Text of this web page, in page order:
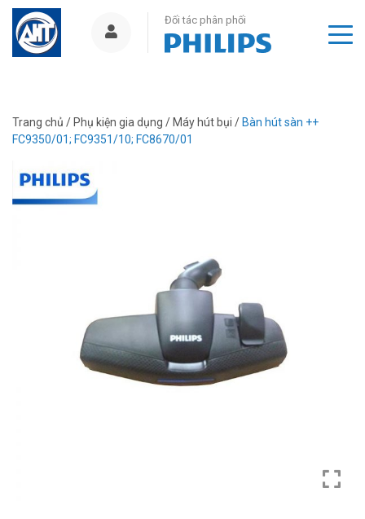
Đối tác phân phối
Trang chủ / Phụ kiện gia dụng / Máy hút bụi / Bàn hút sàn ++
FC9350/01; FC9351/10; FC8670/01